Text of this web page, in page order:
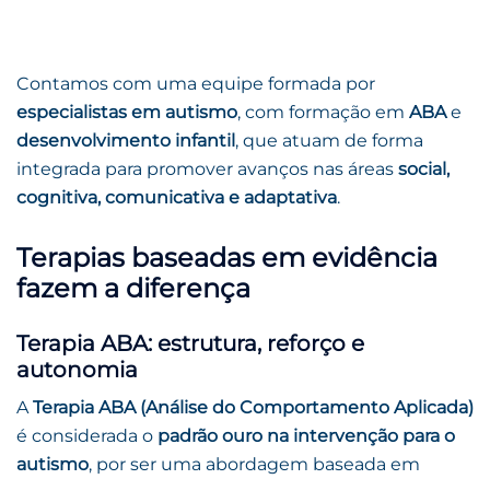
Contamos com uma equipe formada por
especialistas em autismo, com formação em ABAe
desenvolvimento infantil, que atuam de forma
integrada para promover avanços nas áreas social,
cognitiva, comunicativa e adaptativa.
Terapias baseadas em evidência
fazem a diferença
Terapia ABA: estrutura, reforço e
autonomia
ATerapia ABA (Análise do Comportamento Aplicada)
é considerada o padrão ouro na intervenção para o
autismo, por ser uma abordagem baseada em